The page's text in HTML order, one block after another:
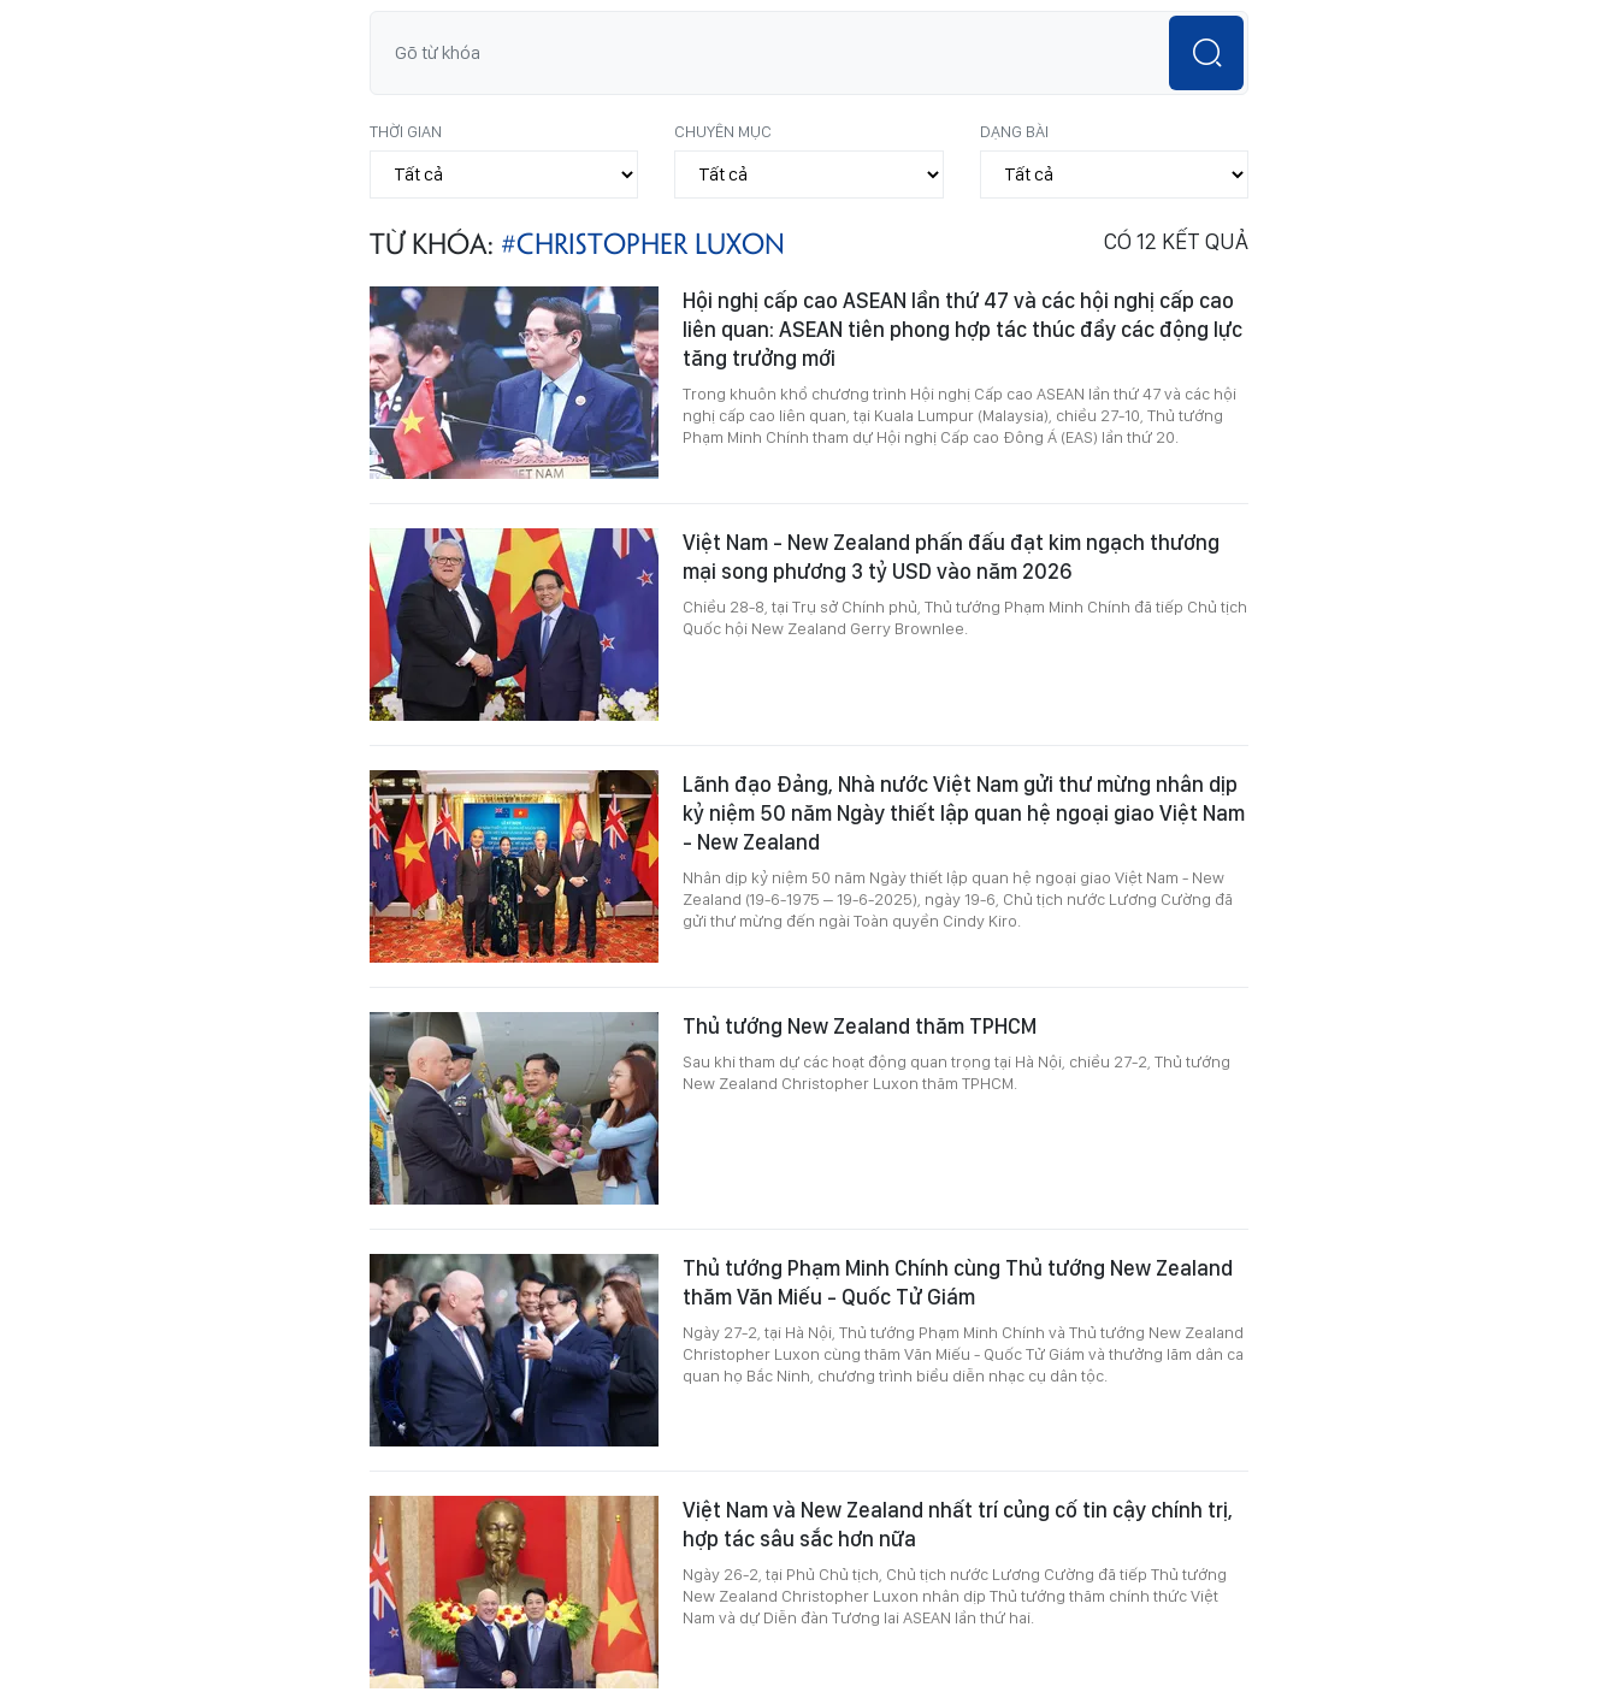
THỜI GIAN CHUYÊN MỤC DẠNG BÀI
TỪ KHÓA: #CHRISTOPHER LUXON CÓ 12 KẾT QUẢ
Hội nghị cấp cao ASEAN lần thứ 47 và các hội nghị cấp cao
liên quan: ASEAN tiên phong hợp tác thúc đẩy các động lực
tăng trưởng mới
Trong khuôn khổ chương trình Hội nghị Cấp cao ASEAN lần thứ 47 và các hội
nghị cấp cao liên quan, tại Kuala Lumpur (Malaysia), chiều 27-10, Thủ tướng
Phạm Minh Chính tham dự Hội nghị Cấp cao Đông Á (EAS) lần thứ 20.
Việt Nam - New Zealand phấn đấu đạt kim ngạch thương
mại song phương 3 tỷ USD vào năm 2026
Chiều 28-8, tại Trụ sở Chính phủ, Thủ tướng Phạm Minh Chính đã tiếp Chủ tịch
Quốc hội New Zealand Gerry Brownlee.
Lãnh đạo Đảng, Nhà nước Việt Nam gửi thư mừng nhân dịp
kỷ niệm 50 năm Ngày thiết lập quan hệ ngoại giao Việt Nam
- New Zealand
Nhân dịp kỷ niệm 50 năm Ngày thiết lập quan hệ ngoại giao Việt Nam - New
Zealand (19-6-1975 – 19-6-2025), ngày 19-6, Chủ tịch nước Lương Cường đã
gửi thư mừng đến ngài Toàn quyền Cindy Kiro.
Thủ tướng New Zealand thăm TPHCM
Sau khi tham dự các hoạt động quan trọng tại Hà Nội, chiều 27-2, Thủ tướng
New Zealand Christopher Luxon thăm TPHCM.
Thủ tướng Phạm Minh Chính cùng Thủ tướng New Zealand
thăm Văn Miếu - Quốc Tử Giám
Ngày 27-2, tại Hà Nội, Thủ tướng Phạm Minh Chính và Thủ tướng New Zealand
Christopher Luxon cùng thăm Văn Miếu - Quốc Tử Giám và thưởng lãm dân ca
quan họ Bắc Ninh, chương trình biểu diễn nhạc cụ dân tộc.
Việt Nam và New Zealand nhất trí củng cố tin cậy chính trị,
hợp tác sâu sắc hơn nữa
Ngày 26-2, tại Phủ Chủ tịch, Chủ tịch nước Lương Cường đã tiếp Thủ tướng
New Zealand Christopher Luxon nhân dịp Thủ tướng thăm chính thức Việt
Nam và dự Diễn đàn Tương lai ASEAN lần thứ hai.